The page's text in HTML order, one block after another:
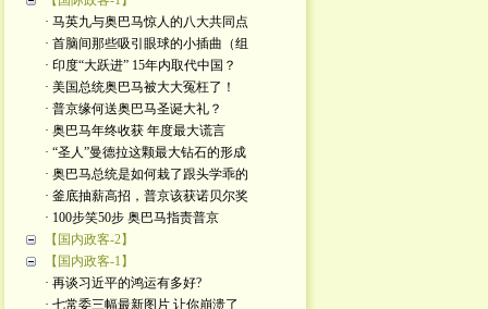
· 马英九与奥巴马惊人的八大共同点
· 首脑间那些吸引眼球的小插曲（组
· 印度“大跃进” 15年内取代中国？
· 美国总统奥巴马被大大冤枉了！
· 普京缘何送奥巴马圣诞大礼？
· 奥巴马年终收获 年度最大谎言
· “圣人”曼德拉这颗最大钻石的形成
· 奥巴马总统是如何栽了跟头学乖的
· 釜底抽薪高招，普京该获诺贝尔奖
· 100步笑50步 奥巴马指责普京
【国内政客-2】
【国内政客-1】
· 再谈习近平的鸿运有多好?
· 七常委三幅最新图片 让你崩溃了